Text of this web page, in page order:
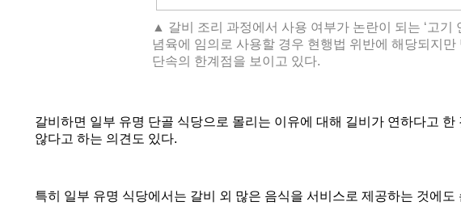
▲ 갈비 조리 과정에서 사용 여부가 논란이 되는 ‘고기
념육에 임의로 사용할 경우 현행법 위반에 해당되지
단속의 한계점을 보이고 있다.
갈비하면 일부 유명 단골 식당으로 몰리는 이유에 대해 길비가 연하다고
않다고 하는 의견도 있다.
특히 일부 유명 식당에서는 갈비 외 많은 음식을 서비스로 제공하는 것에도